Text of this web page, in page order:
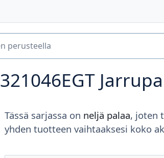
321046EGT
Tässä sarjassa on neljä palaa, joten
yhden tuotteen vaihtaaksesi koko